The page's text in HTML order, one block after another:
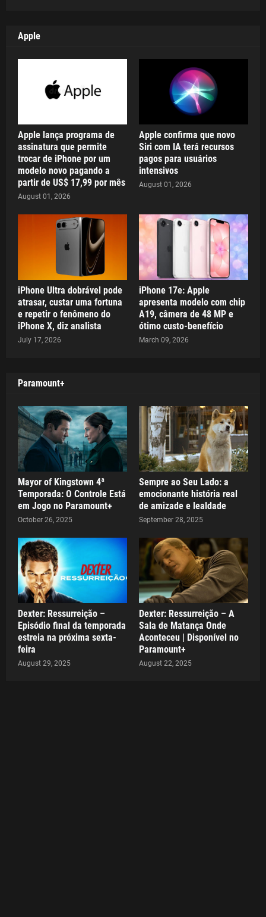
Apple
Apple lança programa de
assinatura que permite
trocar de iPhone por um
modelo novo pagando a
partir de US$ 17,99 por mês
August 01, 2026
Apple confirma que novo
Siri com IA terá recursos
pagos para usuários
intensivos
August 01, 2026
iPhone Ultra dobrável pode
atrasar, custar uma fortuna
e repetir o fenômeno do
iPhone X, diz analista
July 17, 2026
iPhone 17e: Apple
apresenta modelo com chip
A19, câmera de 48 MP e
ótimo custo-benefício
March 09, 2026
Paramount+
Mayor of Kingstown 4ª
Temporada: O Controle Está
em Jogo no Paramount+
October 26, 2025
Sempre ao Seu Lado: a
emocionante história real
de amizade e lealdade
September 28, 2025
Dexter: Ressurreição –
Episódio final da temporada
estreia na próxima sexta-
feira
August 29, 2025
Dexter: Ressurreição – A
Sala de Matança Onde
Aconteceu | Disponível no
Paramount+
August 22, 2025